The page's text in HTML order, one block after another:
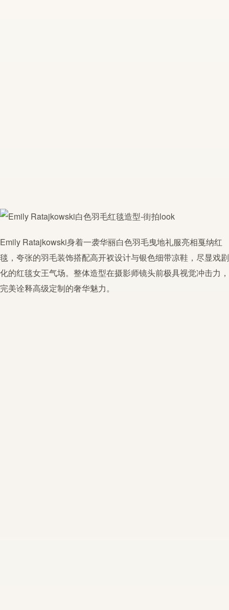
Emily Ratajkowski身着一袭华丽白色羽毛曳地礼服亮相戛纳红
毯，夸张的羽毛装饰搭配高开衩设计与银色细带凉鞋，尽显戏剧
化的红毯女王气场。整体造型在摄影师镜头前极具视觉冲击力，
完美诠释高级定制的奢华魅力。